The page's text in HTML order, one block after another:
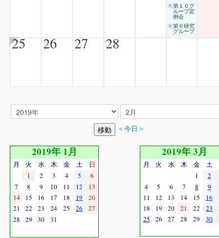
第１０グ
ループ定
例会
第６研究
グループ
25 26 27 28
＜今日＞
2019年 1月
月 火 水 木 金 土
日
1
2 3 4 5
6
7
8 9 10 11 12
13
14
15 16 17 18 19
20
21
22 23 24 25 26
27
28
29 30 31
2019年 3月
月 火 水 木 金 土
1
2
4
5 6 7 8 9
11
12 13 14 15 16
18
19 20 21 22 23
25
26 27 28 29 30